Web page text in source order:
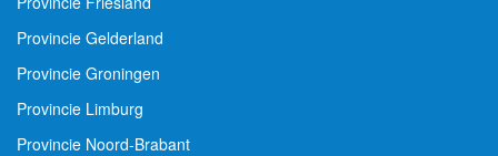
Provincie Gelderland
Provincie Groningen
Provincie Limburg
Provincie Noord-Brabant